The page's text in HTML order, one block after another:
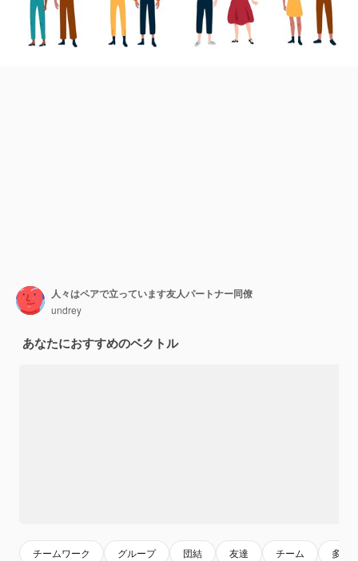
人々はペアで立っています友人パートナー同僚
undrey
あなたにおすすめのベクトル
チームワーク グループ 団結 友達 チーム 多様